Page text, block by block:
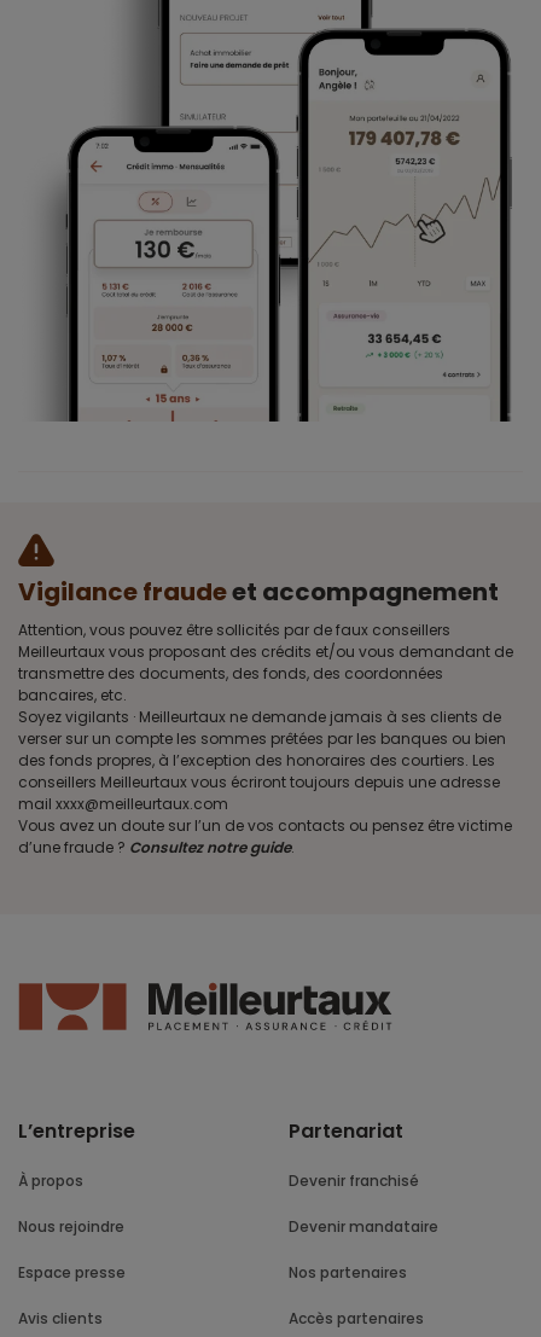
Vigilance fraudeet accompagnement
Attention, vous pouvez être sollicités par de faux conseillers
Meilleurtaux vous proposant des crédits et/ou vous demandant de
transmettre des documents, des fonds, des coordonnées
bancaires, etc.
Soyez vigilants · Meilleurtaux ne demande jamais à ses clients de
verser sur un compte les sommes prêtées par les banques ou bien
des fonds propres, à l’exception des honoraires des courtiers. Les
conseillers Meilleurtaux vous écriront toujours depuis une adresse
mail xxxx@meilleurtaux.com
Vous avez un doute sur l’un de vos contacts ou pensez être victime
d’une fraude ? Consultez notre guide.
L’entreprise
À propos
Nous rejoindre
Espace presse
Avis clients
Partenariat
Devenir franchisé
Devenir mandataire
Nos partenaires
Accès partenaires